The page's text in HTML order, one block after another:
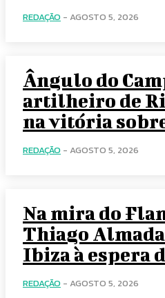
REDAÇÃO - AGOSTO 5, 2026
Ângulo do
artilheiro de
na vitória
REDAÇÃO - AGOSTO 5, 2026
Na mira do
Thiago
Ibiza à espera
REDAÇÃO - AGOSTO 5, 2026